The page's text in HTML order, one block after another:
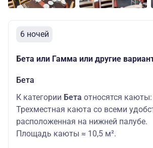
6 ночей
Бета или Гамма или другие
Бета
К категории Бета относятся каюты:
Трехместная каюта со всеми
расположенная на нижней палубе.
Площадь каюты ≈ 10,5 м².